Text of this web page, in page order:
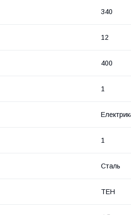
340
12
400
1
1
Сталь
ТЕН